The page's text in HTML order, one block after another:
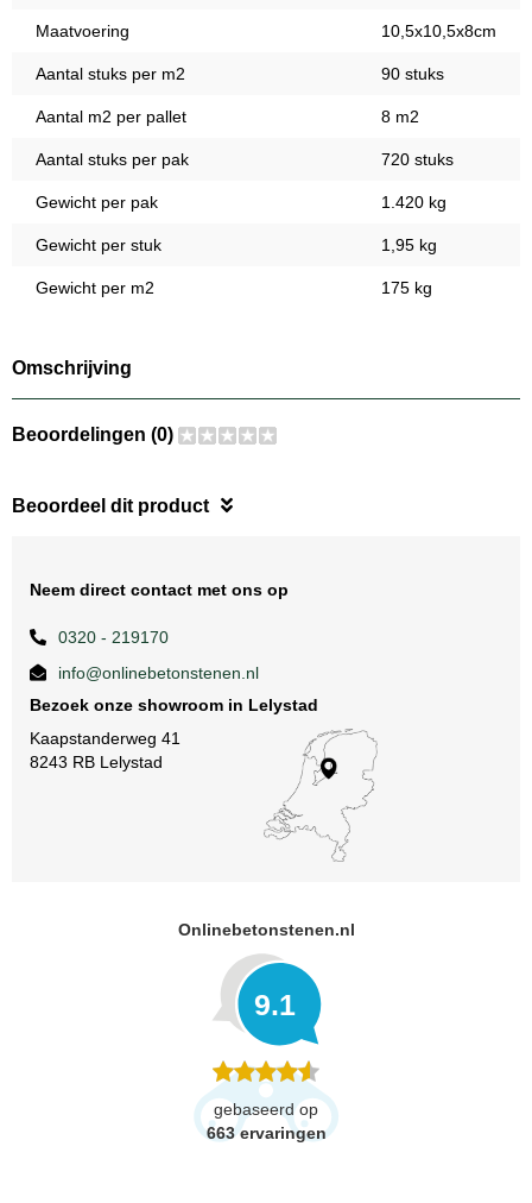
Maatvoering 10,5x10,5x8cm
Aantal stuks per m2 90 stuks
Aantal m2 per pallet 8 m2
Aantal stuks per pak 720 stuks
Gewicht per pak 1.420 kg
Gewicht per stuk 1,95 kg
Gewicht per m2 175 kg
Omschrijving
Beoordelingen (0)
Beoordeel dit product
Neem direct contact met ons op
0320 - 219170
info@onlinebetonstenen.nl
Bezoek onze showroom in Lelystad
Kaapstanderweg 41
8243 RB Lelystad
Onlinebetonstenen.nl
9.1
gebaseerd op
663 ervaringen